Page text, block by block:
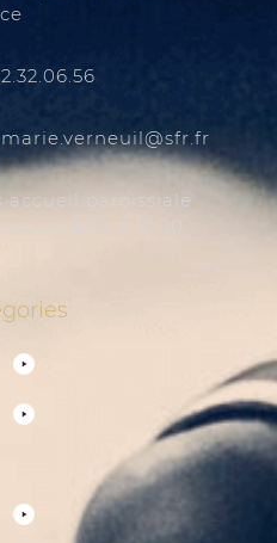
rf.rfs
accueil paroissiale
de 9:30 à 12:00